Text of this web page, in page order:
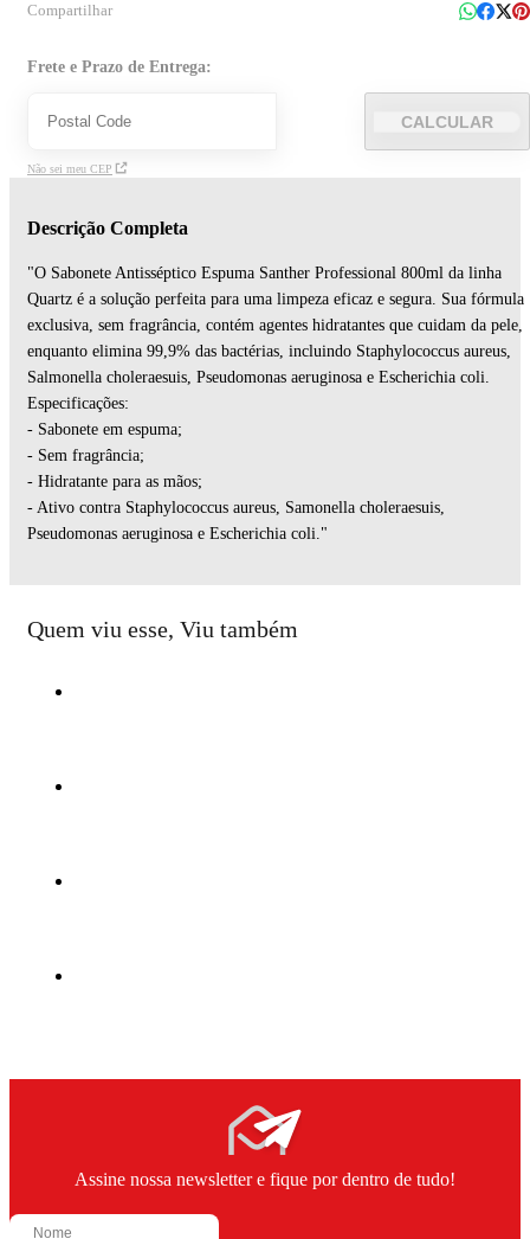
Compartilhar
Frete e Prazo de Entrega:
CALCULAR
Não sei meu CEP
Descrição Completa
"O Sabonete Antisséptico Espuma Santher Professional 800ml da linha
Quartz é a solução perfeita para uma limpeza eficaz e segura. Sua fórmula
exclusiva, sem fragrância, contém agentes hidratantes que cuidam da pele,
enquanto elimina 99,9% das bactérias, incluindo Staphylococcus aureus,
Salmonella choleraesuis, Pseudomonas aeruginosa e Escherichia coli.
Especificações:
- Sabonete em espuma;
- Sem fragrância;
- Hidratante para as mãos;
- Ativo contra Staphylococcus aureus, Samonella choleraesuis,
Pseudomonas aeruginosa e Escherichia coli."
Quem viu esse, Viu também
Assine nossa newsletter e fique por dentro de tudo!